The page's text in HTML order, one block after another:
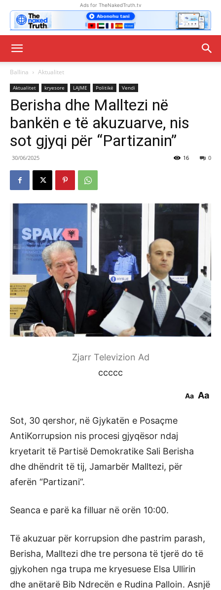
Ads for TheNakedTruth.tv
Ballina Aktualitet
Aktualitet kryesore LAJME Politikë Vendi
Berisha dhe Malltezi në
bankën e të akuzuarve, nis
sot gjyqi për “Partizanin”
30/06/2025 0
16
Zjarr Televizion Ad
ccccc
Aa Aa
Sot, 30 qershor, në Gjykatën e Posaçme
AntiKorrupsion nis procesi gjyqësor ndaj
kryetarit të Partisë Demokratike Sali Berisha
dhe dhëndrit të tij, Jamarbër Malltezi, për
aferën “Partizani”.
Seanca e parë ka filluar në orën 10:00.
Të akuzuar për korrupsion dhe pastrim parash,
Berisha, Malltezi dhe tre persona të tjerë do të
gjykohen nga trupa me kryesuese Elsa Ullirin
dhe anëtarë Bib Ndrecën e Rudina Palloin. Asnjë